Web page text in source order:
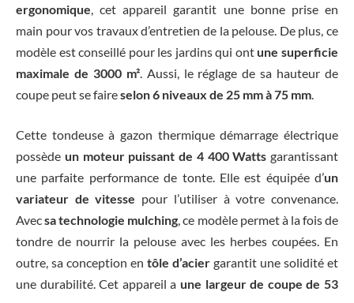
ergonomique, cet appareil garantit une bonne prise en
main pour vos travaux d’entretien de la pelouse. De plus, ce
modèle est conseillé pour les jardins qui ont une superficie
maximale de 3000 m². Aussi, le réglage de sa hauteur de
coupe peut se faireselon 6 niveaux de 25 mm à 75 mm.
Cette tondeuse à gazon thermique démarrage électrique
possède un moteur puissant de 4 400 Watts garantissant
une parfaite performance de tonte. Elle est équipée d’un
variateur de vitesse pour l’utiliser à votre convenance.
Avecsa technologie mulching, ce modèle permet à la fois de
tondre de nourrir la pelouse avec les herbes coupées. En
outre, sa conception en tôle d’acier garantit une solidité et
une durabilité. Cet appareil a une largeur de coupe de 53